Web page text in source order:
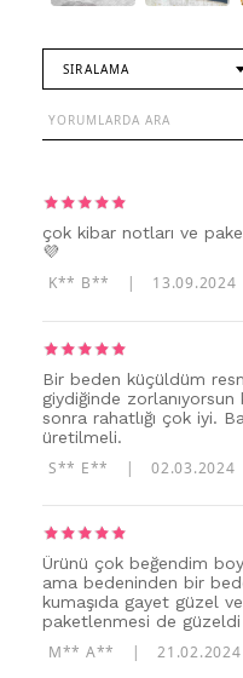
SIRALAMA
çok kibar notları ve
💜
K** B** | 13.09.2024
Bir beden küçüldüm
giydiğinde
sonra rahatlığı çok iyi.
üretilmeli.
S** E** | 02.03.2024
Ürünü çok beğendim
ama bedeninden bir
kumaşıda gayet güzel
paketlenmesi de
M** A** | 21.02.2024